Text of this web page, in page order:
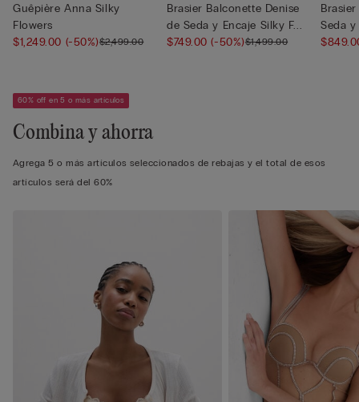
Guêpière Anna Silky
Flowers
$1,249.00 (-50%)$2,499.00
Brasier Balconette Denise
de Seda y Encaje Silky F...
$749.00(-50%)$1,499.00
Seda y
60% off en 5 o más artículos
Combina y ahorra
Agrega 5 o más artículos seleccionados de rebajas y el total de esos
artículos será del 60%